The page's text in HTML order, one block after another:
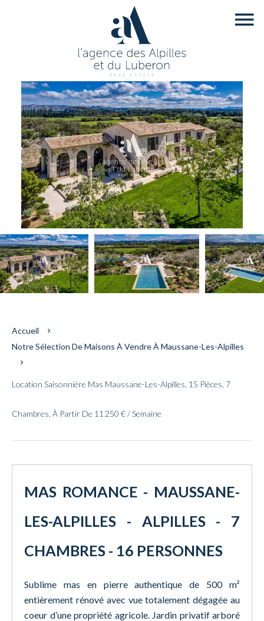
Accueil
Notre Sélection De Maisons À Vendre À Maussane-Les-Alpilles
Location Saisonnière Mas Maussane-Les-Alpilles, 15 Pièces, 7
Chambres, À Partir De 11 250 € / Semaine
MAS ROMANCE - MAUSSANE-
LES-ALPILLES - ALPILLES - 7
CHAMBRES - 16 PERSONNES
Sublime mas en pierre authentique de 500 m²
entièrement rénové avec vue totalement dégagée au
coeur d’une propriété agricole. Jardin privatif arboré